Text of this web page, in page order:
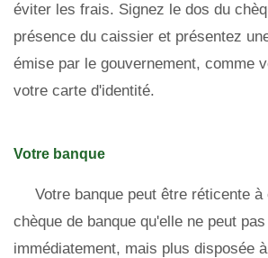
éviter les frais. Signez le dos du
présence du caissier et présentez
émise par le gouvernement, comme
votre carte d'identité.
Votre banque
Votre banque peut être réticente
chèque de banque qu'elle ne peut
immédiatement, mais plus disposée